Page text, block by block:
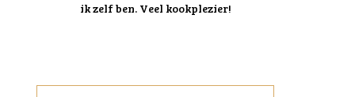
ik zelf ben. Veel kookplezier!